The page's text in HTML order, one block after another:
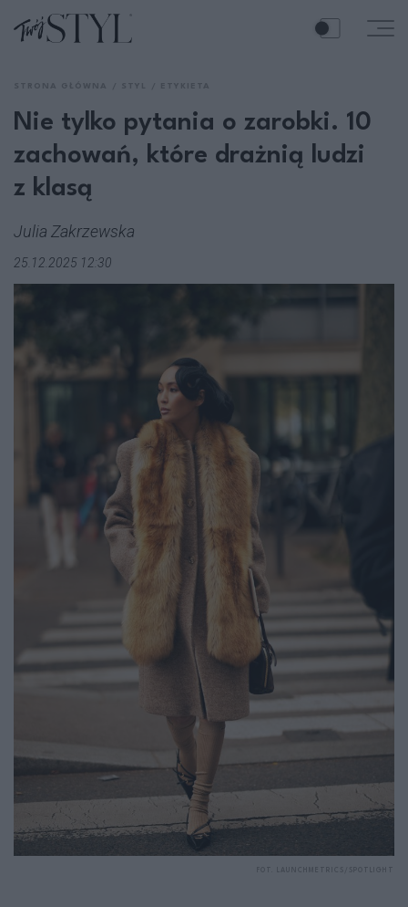
Nie tylko pytania o zarobki. 10
zachowań, które drażnią ludzi
z klasą
Julia Zakrzewska
25.12.2025 12:30